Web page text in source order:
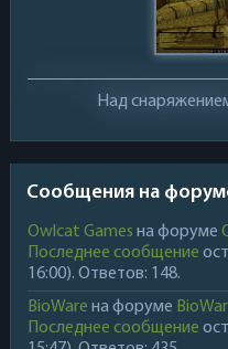
Над
Сообщения на
Owlcat Games на форуме
Последнее сообщение
16:00). Ответов: 148.
BioWare на форуме
Последнее сообщение